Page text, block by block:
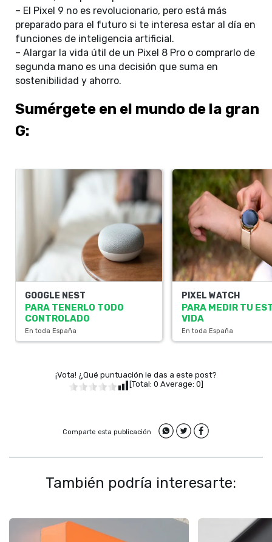
– El Pixel 9 no es revolucionario, pero está más
preparado para el futuro si te interesa estar al día en
funciones de inteligencia artificial.
– Alargar la vida útil de un Pixel 8 Pro o comprarlo de
segunda mano es una decisión que suma en
sostenibilidad y ahorro.
Sumérgete en el mundo de la gran
G:
GOOGLE NEST
PARA TENERLO TODO
CONTROLADO
En toda España
PIXEL WATCH
PARA MEDIR TU
VIDA
En toda España
¡Vota! ¿Qué puntuación le das a este post?
[Total: 0 Average: 0]
Comparte esta publicación
También podría interesarte: